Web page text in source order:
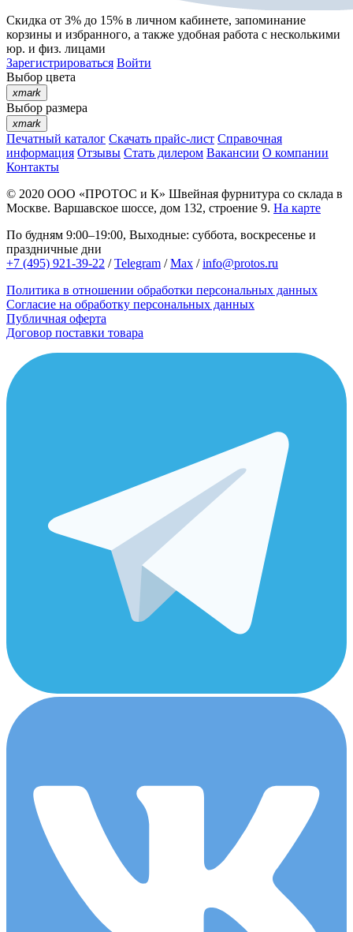
Скидка от 3% до 15% в личном кабинете, запоминание
корзины и избранного, а также удобная работа с несколькими
юр. и физ. лицами
Зарегистрироваться Войти
Выбор цвета
xmark
Выбор размера
xmark
Печатный каталог Скачать прайс-лист Справочная
информация Отзывы Стать дилером Вакансии О компании
Контакты
© 2020 ООО «ПРОТОС и К» Швейная фурнитура со склада в
Москве. Варшавское шоссе, дом 132, строение 9. На карте
По будням 9:00–19:00, Выходные: суббота, воскресенье и
праздничные дни
+7 (495) 921-39-22 /Telegram /Max /info@protos.ru
Политика в отношении обработки персональных данных
Согласие на обработку персональных данных
Публичная оферта
Договор поставки товара